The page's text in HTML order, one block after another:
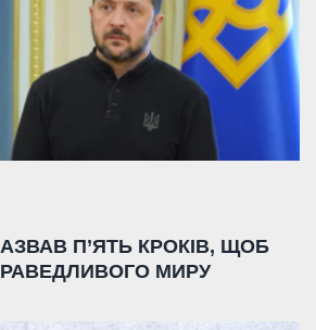
П’ЯТЬ КРОКІВ, ЩОБ
МИРУ